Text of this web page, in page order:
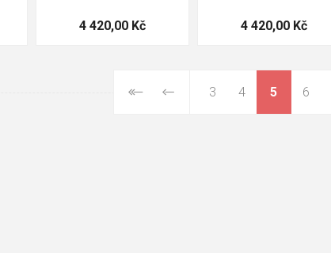
4 420,00 Kč 4 420,00 Kč
3 4 5 6